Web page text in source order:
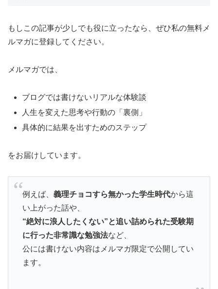
もしこの記事が少しでも役に立ったなら、ぜひ私の無料メ
ルマガに登録してください。
メルマガでは、
ブログでは書けないリアルな体験談
人生を変えた思考や行動の「裏側」
具体的に結果を出すためのステップ
をお届けしています。
例えば、 義理チョコすら無かった学生時代から這
い上がった話や、
“絶対に浪人したくない”と追い詰められた受験期
に行った非常識な勉強法など、
公には書けない内容はメルマガ限定で公開してい
ます。